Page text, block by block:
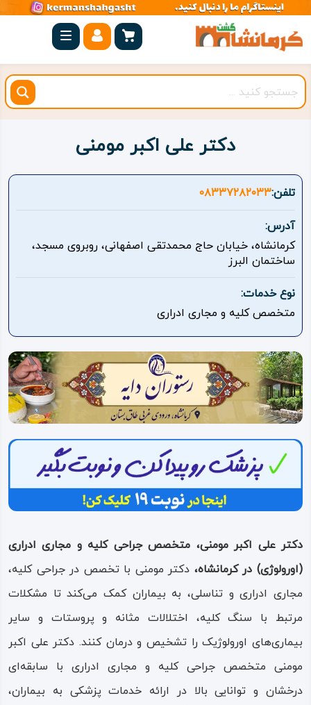
صفحه
اصلی
کرمانشاه
شهرستان
بیستون
روستاهای
هدف
ویژه
درباره
ما
دکتر علی اکبر مومنی
تلفن:۰۸۳۳۷۲۸۲۰۳۳
آدرس:
کرمانشاه، خیابان حاج محمدتقی اصفهانی، روبروی مسجد،
ساختمان البرز
نوع خدمات:
متخصص کلیه و مجاری ادراری
دکتر علی اکبر مومنی، متخصص جراحی کلیه و مجاری ادراری
(اورولوژی) در کرمانشاه، دکتر مومنی با تخصص در جراحی کلیه،
مجاری ادراری و تناسلی، به بیماران کمک می‌کند تا مشکلات
مرتبط با سنگ کلیه، اختلالات مثانه و پروستات و سایر
بیماری‌های اورولوژیک را تشخیص و درمان کنند. دکتر علی اکبر
مومنی متخصص جراحی کلیه و مجاری ادراری با سابقه‌ای
درخشان و توانایی بالا در ارائه خدمات پزشکی به بیماران،